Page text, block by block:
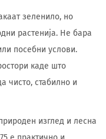
зеленило, но
растенија. Не бара
посебни услови.
каде што
чисто, стабилно и
изглед и лесна